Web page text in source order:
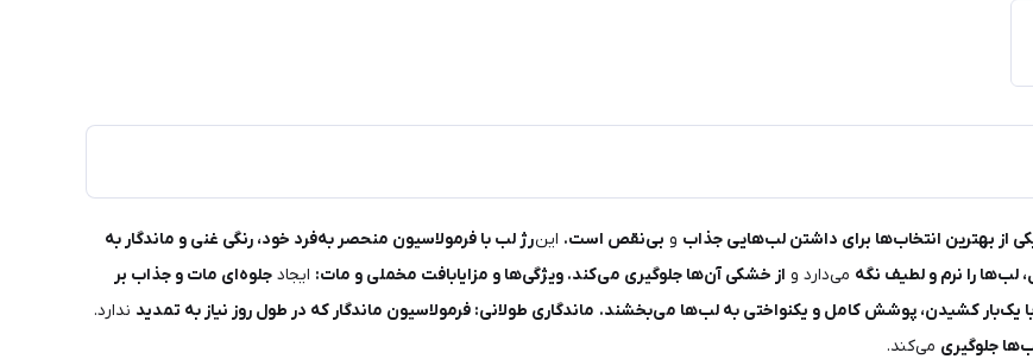
از بهترین انتخاب‌ها برای داشتن لب‌هایی جذاب و بی‌نقص است. اینرژ لب با فرمولاسیون منحصر به‌فرد خود، رنگی غنی و ماندگار به
لب‌ها را نرم و لطیف نگه می‌دارد و از خشکی آن‌ها جلوگیری می‌کند. ویژگی‌ها و مزایابافت مخملی و مات: ایجاد جلوه‌ای مات و جذاب بر
یک‌بار کشیدن، پوشش کامل و یکنواختی به لب‌ها می‌بخشند. ماندگاری طولانی: فرمولاسیون ماندگار که در طول روز نیاز به تمدید ندارد.
جلوگیری می‌کند.